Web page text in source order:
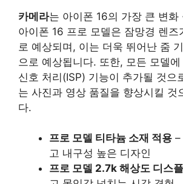
카메라는 아이폰 16의 가장 큰 변화
아이폰 16 프로 모델은 잠망경 렌즈
로 예상되며, 이는 더욱 뛰어난 줌
으로 예상됩니다. 또한, 모든 모델
신호 처리(ISP) 기능이 추가될 것으
는 사진과 영상 품질을 향상시킬 것
다.
프로 모델 티타늄 소재 적용 –
고 내구성 높은 디자인
프로 모델 2.7k 해상도 디스플